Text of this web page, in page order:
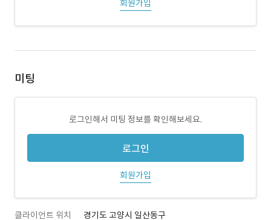
회원가입
미팅
로그인해서 미팅 정보를 확인해보세요.
로그인
회원가입
클라이언트 위치 경기도 고양시 일산동구